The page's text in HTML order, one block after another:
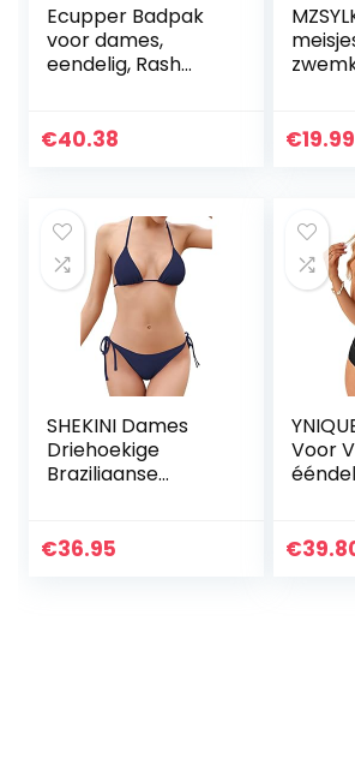
Ecupper Badpak
voor dames,
eendelig, Rash
badmode,
(neopreenvrij)
€40.38
dikke
€19.99
SHEKINI Dames
Driehoekige
Braziliaanse
Badpak Lage Taille
€36.95
Voor
€